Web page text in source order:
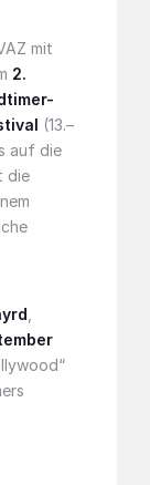
mit
2.
(13.–
auf die
die